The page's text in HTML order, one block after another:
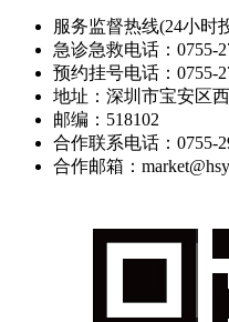
服务监督热线(24小时
急诊急救电话：0755-
预约挂号电话：0755-
地址：深圳市宝安区
邮编：518102
合作联系电话：0755-
合作邮箱：